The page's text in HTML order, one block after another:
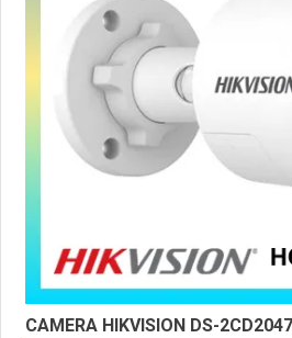
CAMERA HIKVISION DS-